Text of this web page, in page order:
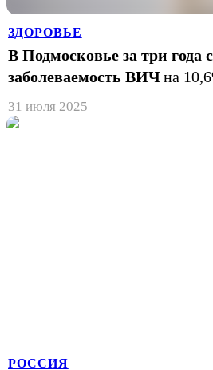
ЗДОРОВЬЕ
В Подмосковье за три года
заболеваемость ВИЧна
31 июля 2025
РОССИЯ